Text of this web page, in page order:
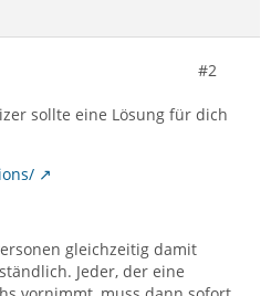
#2
sollte eine Lösung für dich
gleichzeitig damit
Jeder, der eine